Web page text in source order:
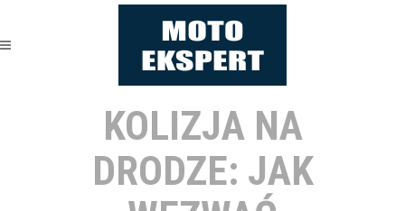
KOLIZJA NA
DRODZE: JAK